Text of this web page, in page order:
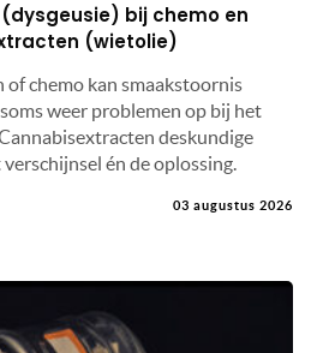
bij chemo en
(wietolie)
chemo kan smaakstoornis
weer problemen op bij het
deskundige
én de oplossing.
03 augustus 2026